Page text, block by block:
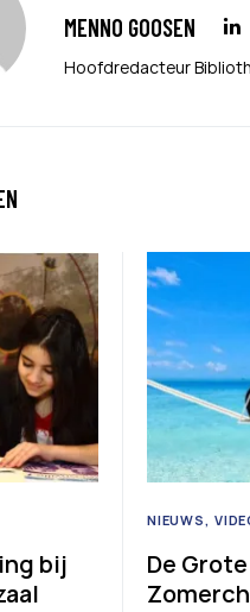
MENNO GOOSEN
Hoofdredacteur
bij
NIEUWS
De